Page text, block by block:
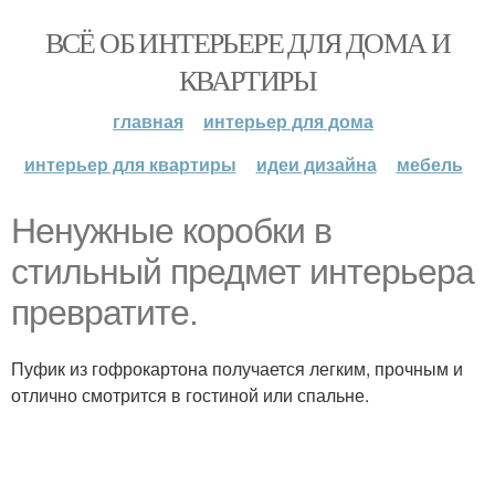
ВСЁ ОБ ИНТЕРЬЕРЕ ДЛЯ ДОМА И
КВАРТИРЫ
главная
интерьер для дома
интерьер для квартиры
идеи дизайна мебель
Ненужные коробки в
стильный предмет интерьера
превратите.
Пуфик из гофрокартона получается легким, прочным и
отлично смотрится в гостиной или спальне.